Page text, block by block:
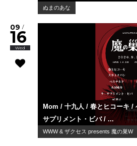
ぬまのあな
09 /
16
Wed
Mom / 十九人 / 春とヒコーキ /
サプリメント・ビバ / ...
WWW & ザクセス presents 魔の巣W